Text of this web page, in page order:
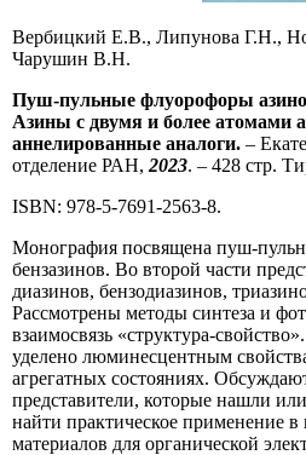
Вербицкий Е.В., Липунова Г.Н.,
Чарушин В.Н.
Пуш-пульные флуорофоры
Азины с двумя и более атомами
аннелированные аналоги. –
отделение РАН, 2023. – 428 стр.
ISBN: 978-5-7691-2563-8.
Монография посвящена пуш-
бензазинов. Во второй части
диазинов, бензодиазинов,
Рассмотрены методы синтеза и
взаимосвязь «структура-
уделено люминесцентным
агрегатных состояниях.
представители, которые нашли
найти практическое применение в
материалов для органической